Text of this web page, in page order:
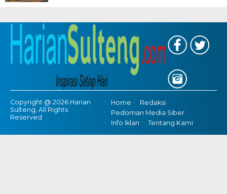
Copyright @ 2026 Harian
Sulteng, All Rights
Reserved
Home
Redaksi
Pedoman Media Siber
Info Iklan
Tentang Kami